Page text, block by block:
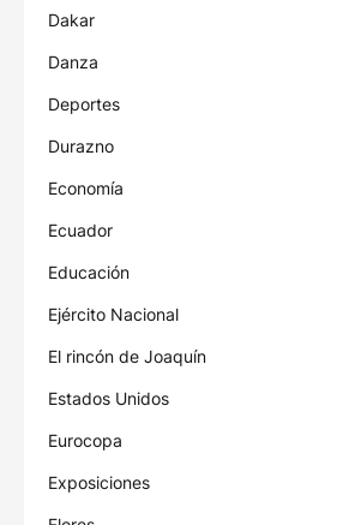
Dakar
Danza
Deportes
Durazno
Economía
Ecuador
Educación
Ejército Nacional
El rincón de Joaquín
Estados Unidos
Eurocopa
Exposiciones